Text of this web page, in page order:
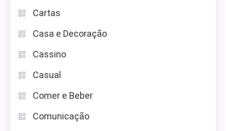
Cartas
Casa e Decoração
Cassino
Casual
Comer e Beber
Comunicação